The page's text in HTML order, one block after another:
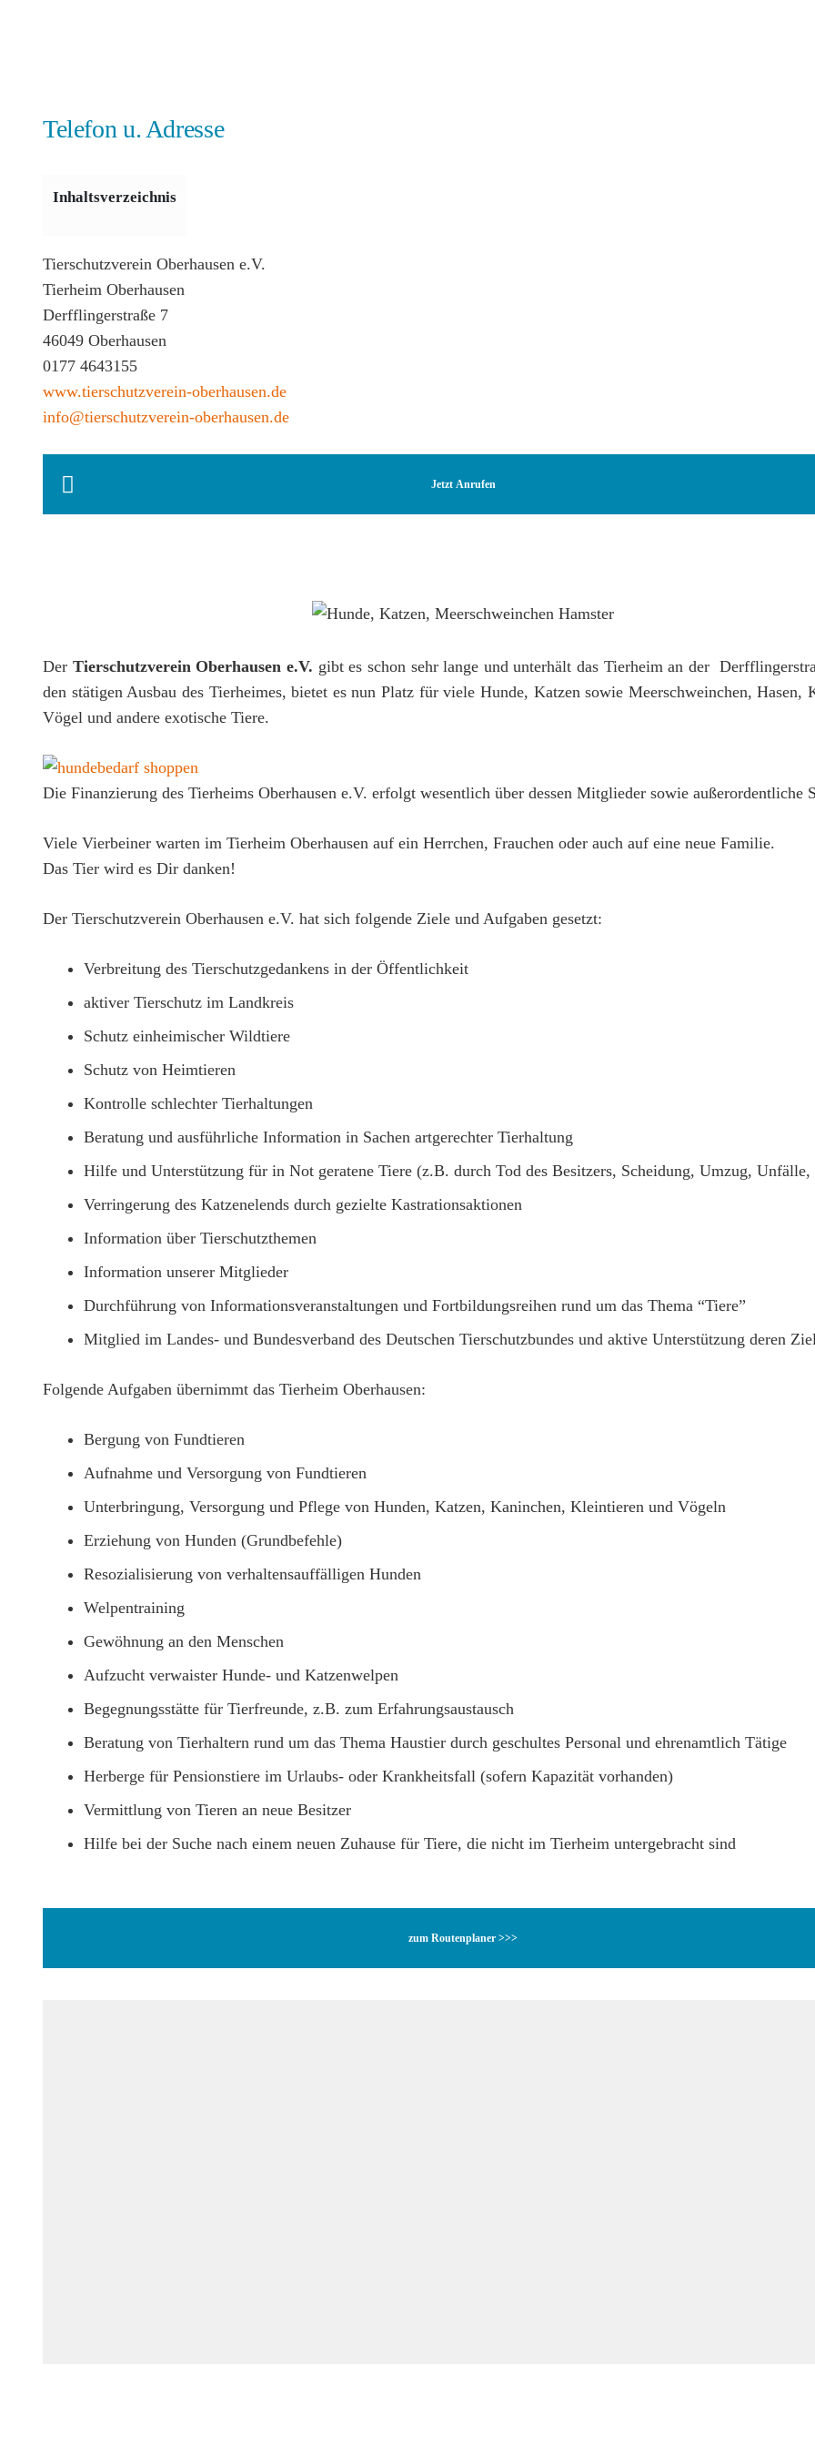
Telefon u. Adresse
Inhaltsverzeichnis
Tierschutzverein Oberhausen e.V.
Tierheim Oberhausen
Derfflingerstraße 7
46049 Oberhausen
0177 4643155
www.tierschutzverein-oberhausen.de
info@tierschutzverein-oberhausen.de
Jetzt Anrufen
Der Tierschutzverein Oberhausen e.V. gibt es schon sehr lange und unterhält das Tierheim an der
den stätigen Ausbau des Tierheimes, bietet es nun Platz für viele Hunde, Katzen sowie Meerschweinchen, Hasen,
Vögel und andere exotische Tiere.
Die Finanzierung des Tierheims Oberhausen e.V. erfolgt wesentlich über dessen Mitglieder sowie außerordentliche
Viele Vierbeiner warten im Tierheim Oberhausen auf ein Herrchen, Frauchen oder auch auf eine neue Familie.
Das Tier wird es Dir danken!
Der Tierschutzverein Oberhausen e.V. hat sich folgende Ziele und Aufgaben gesetzt:
Verbreitung des Tierschutzgedankens in der Öffentlichkeit
aktiver Tierschutz im Landkreis
Schutz einheimischer Wildtiere
Schutz von Heimtieren
Kontrolle schlechter Tierhaltungen
Beratung und ausführliche Information in Sachen artgerechter Tierhaltung
Hilfe und Unterstützung für in Not geratene Tiere (z.B. durch Tod des Besitzers, Scheidung, Umzug, Unfälle,
Verringerung des Katzenelends durch gezielte Kastrationsaktionen
Information über Tierschutzthemen
Information unserer Mitglieder
Durchführung von Informationsveranstaltungen und Fortbildungsreihen rund um das Thema “Tiere”
Mitglied im Landes- und Bundesverband des Deutschen Tierschutzbundes und aktive Unterstützung deren
Folgende Aufgaben übernimmt das Tierheim Oberhausen:
Bergung von Fundtieren
Aufnahme und Versorgung von Fundtieren
Unterbringung, Versorgung und Pflege von Hunden, Katzen, Kaninchen, Kleintieren und Vögeln
Erziehung von Hunden (Grundbefehle)
Resozialisierung von verhaltensauffälligen Hunden
Welpentraining
Gewöhnung an den Menschen
Aufzucht verwaister Hunde- und Katzenwelpen
Begegnungsstätte für Tierfreunde, z.B. zum Erfahrungsaustausch
Beratung von Tierhaltern rund um das Thema Haustier durch geschultes Personal und ehrenamtlich Tätige
Herberge für Pensionstiere im Urlaubs- oder Krankheitsfall (sofern Kapazität vorhanden)
Vermittlung von Tieren an neue Besitzer
Hilfe bei der Suche nach einem neuen Zuhause für Tiere, die nicht im Tierheim untergebracht sind
zum Routenplaner >>>